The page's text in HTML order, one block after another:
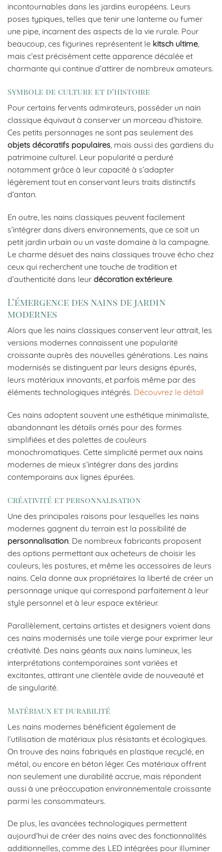
incontournables dans les jardins européens. Leurs
poses typiques, telles que tenir une lanterne ou fumer
une pipe, incarnent des aspects de la vie rurale. Pour
beaucoup, ces figurines représentent le kitsch ultime,
mais c’est précisément cette apparence décalée et
charmante qui continue d’attirer de nombreux amateurs.
Symbole de culture et d’histoire
Pour certains fervents admirateurs, posséder un nain
classique équivaut à conserver un morceau d’histoire.
Ces petits personnages ne sont pas seulement des
objets décoratifs populaires, mais aussi des gardiens du
patrimoine culturel. Leur popularité a perduré
notamment grâce à leur capacité à s’adapter
légèrement tout en conservant leurs traits distinctifs
d’antan.
En outre, les nains classiques peuvent facilement
s’intégrer dans divers environnements, que ce soit un
petit jardin urbain ou un vaste domaine à la campagne.
Le charme désuet des nains classiques trouve écho chez
ceux qui recherchent une touche de tradition et
d’authenticité dans leur décoration extérieure.
L’émergence des nains de jardin
modernes
Alors que les nains classiques conservent leur attrait, les
versions modernes connaissent une popularité
croissante auprès des nouvelles générations. Les nains
modernisés se distinguent par leurs designs épurés,
leurs matériaux innovants, et parfois même par des
éléments technologiques intégrés. Découvrez le détail
Ces nains adoptent souvent une esthétique minimaliste,
abandonnant les détails ornés pour des formes
simplifiées et des palettes de couleurs
monochromatiques. Cette simplicité permet aux nains
modernes de mieux s’intégrer dans des jardins
contemporains aux lignes épurées.
Créativité et personnalisation
Une des principales raisons pour lesquelles les nains
modernes gagnent du terrain est la possibilité de
personnalisation. De nombreux fabricants proposent
des options permettant aux acheteurs de choisir les
couleurs, les postures, et même les accessoires de leurs
nains. Cela donne aux propriétaires la liberté de créer un
personnage unique qui correspond parfaitement à leur
style personnel et à leur espace extérieur.
Parallèlement, certains artistes et designers voient dans
ces nains modernisés une toile vierge pour exprimer leur
créativité. Des nains géants aux nains lumineux, les
interprétations contemporaines sont variées et
excitantes, attirant une clientèle avide de nouveauté et
de singularité.
Matériaux et durabilité
Les nains modernes bénéficient également de
l’utilisation de matériaux plus résistants et écologiques.
On trouve des nains fabriqués en plastique recyclé, en
métal, ou encore en béton léger. Ces matériaux offrent
non seulement une durabilité accrue, mais répondent
aussi à une préoccupation environnementale croissante
parmi les consommateurs.
De plus, les avancées technologiques permettent
aujourd’hui de créer des nains avec des fonctionnalités
additionnelles, comme des LED intégrées pour illuminer